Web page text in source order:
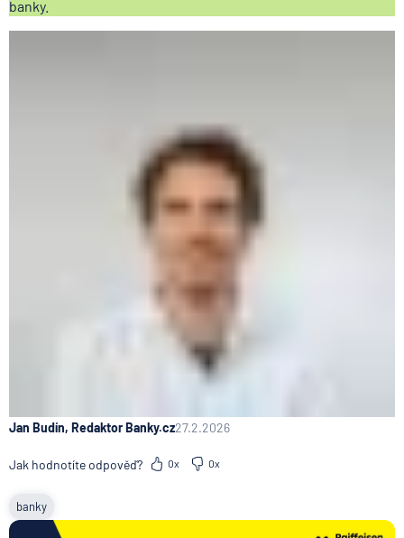
banky.
Jan Budín, Redaktor Banky.cz27.2.2026
Jak hodnotíte odpověď? 0x 0x
banky